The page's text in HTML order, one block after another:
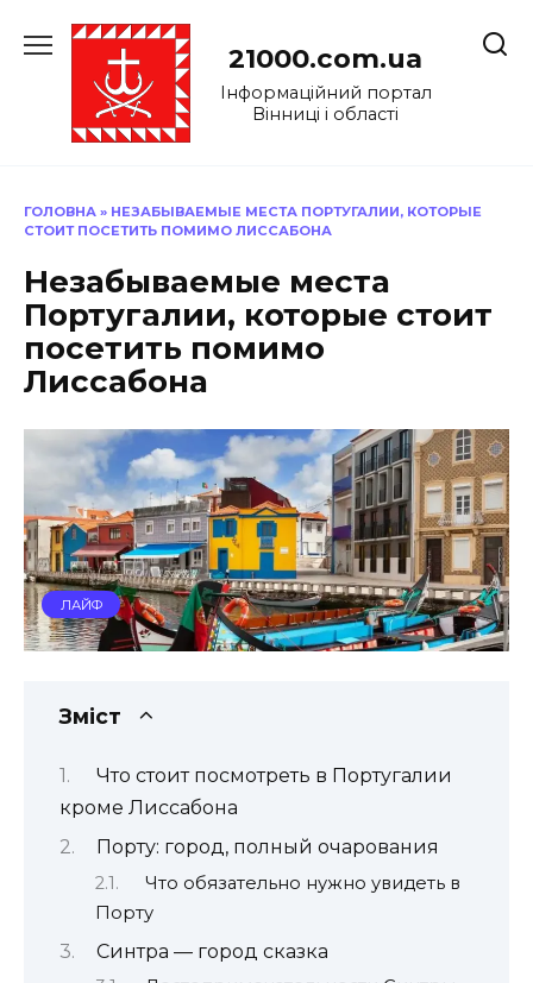
до
21000.com.ua
Інформаційний портал
Вінниці і області
ГОЛОВНА » НЕЗАБЫВАЕМЫЕ МЕСТА ПОРТУГАЛИИ, КОТОРЫЕ
СТОИТ ПОСЕТИТЬ ПОМИМО ЛИССАБОНА
Незабываемые места
Португалии, которые стоит
посетить помимо
Лиссабона
ЛАЙФ
Зміст
Что стоит посмотреть в Португалии
кроме Лиссабона
Порту: город, полный очарования
Что обязательно нужно увидеть в
Порту
Синтра — город сказка